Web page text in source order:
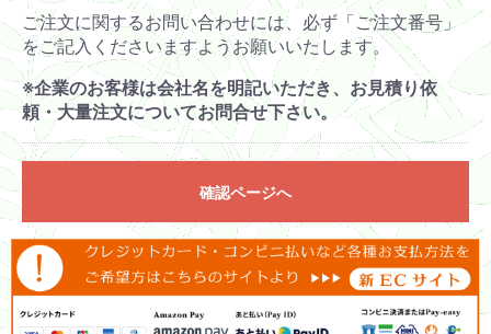
ご注文に関するお問い合わせには、必ず「ご注文番号」
をご記入くださいますようお願いいたします。
※企業のお客様は会社名を明記いただき、お見積り依
頼・大量注文についてお問合せ下さい。
確認ページへ